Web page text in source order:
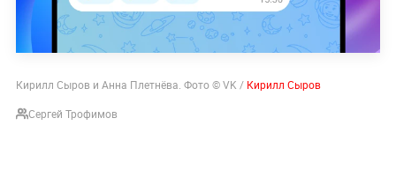
Кирилл Сыров и Анна Плетнёва. Фото © VK / Кирилл Сыров
Сергей Трофимов